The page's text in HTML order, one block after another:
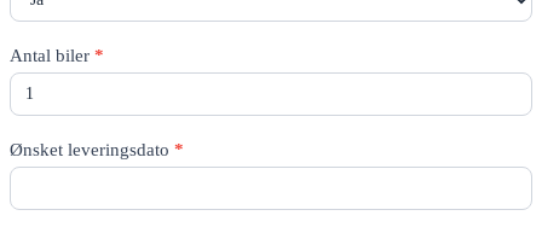
Antal biler *
Ønsket leveringsdato *